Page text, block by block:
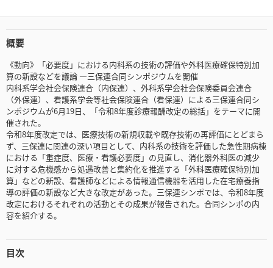
概要
《動向》「必要度」における内科系の技術の評価や外科医療確保特別加
算の新設などを議論 ―三保連合同シンポジウムを開催
内科系学会社会保険連合（内保連）、外科系学会社会保険委員会連合
（外保連）、看護系学会等社会保険連合（看保連）による三保連合同シ
ンポジウムが6月19日、「令和8年度診療報酬改定の総括」をテーマに開
催された。
令和8年度改定では、医療技術の新規収載や既存技術の再評価にとどまら
ず、三保連に関連の深い項目として、内科系の技術を評価した急性期病棟
における「重症度、医療・看護必要度」の見直し、消化器外科医の減少
に対する危機感から処遇改善と集約化を推進する「外科医療確保特別加
算」などの新設、看護師などによる情報通信機器を活用した在宅療養指
導の評価の新設など大きな改定があった。三保連シンポでは、令和8年度
改定におけるそれぞれの活動とその成果が報告された。合同シンポの内
容を紹介する。
目次